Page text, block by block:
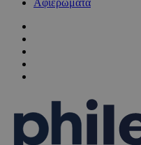
Αφιερώματα